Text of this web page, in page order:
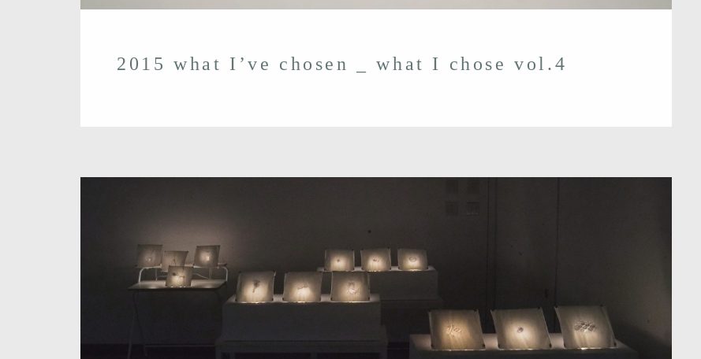
2015 what I’ve chosen _ what I chose vol.4